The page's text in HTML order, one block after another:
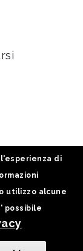
di
utilizzo alcune
possibile